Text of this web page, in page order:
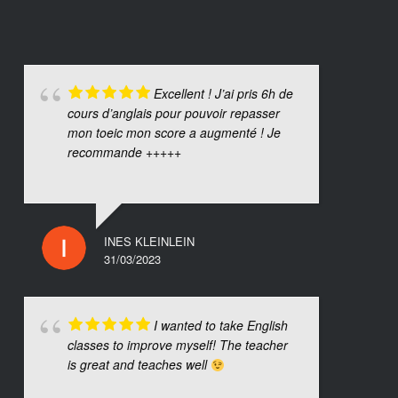
Excellent ! J’ai pris 6h de
cours d’anglais pour pouvoir repasser
mon toeic mon score a augmenté ! Je
recommande +++++
INES KLEINLEIN
31/03/2023
I wanted to take English
classes to improve myself! The teacher
is great and teaches well